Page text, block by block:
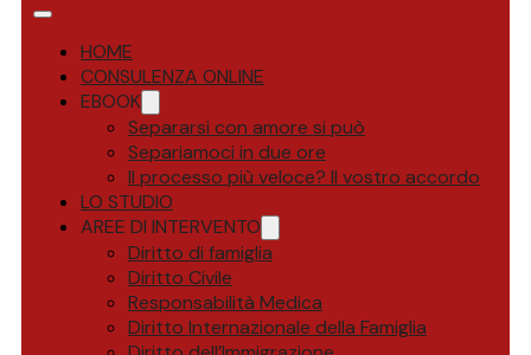
HOME
CONSULENZA ONLINE
EBOOK
Separarsi con amore si può
Separiamoci in due ore
Il processo più veloce? Il vostro accordo
LO STUDIO
AREE DI INTERVENTO
Diritto di famiglia
Diritto Civile
Responsabilità Medica
Diritto Internazionale della Famiglia